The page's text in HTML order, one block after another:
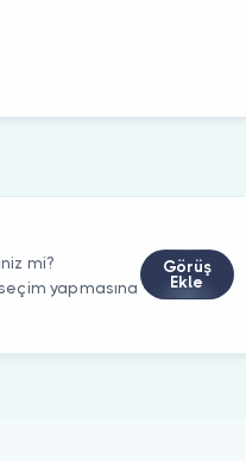
mi?
yapmasına
Görüş
Ekle